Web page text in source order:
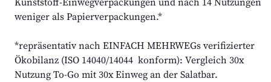
weniger als Papierverpackungen.*
*repräsentativ nach EINFACH MEHRWEGs verifizierter
Ökobilanz (ISO 14040/14044  konform): Vergleich 30x
Nutzung To-Go mit 30x Einweg an der Salatbar.